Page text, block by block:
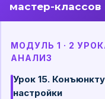
мастер-классов
МОДУЛЬ 1 · 2
АНАЛИЗ
Урок 15.
настройки